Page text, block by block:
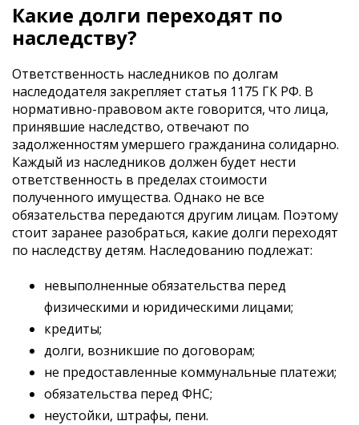
Какие долги переходят по
наследству?
Ответственность наследников по долгам
наследодателя закрепляет статья 1175 ГК РФ. В
нормативно-правовом акте говорится, что лица,
принявшие наследство, отвечают по
задолженностям умершего гражданина солидарно.
Каждый из наследников должен будет нести
ответственность в пределах стоимости
полученного имущества. Однако не все
обязательства передаются другим лицам. Поэтому
стоит заранее разобраться, какие долги переходят
по наследству детям. Наследованию подлежат:
невыполненные обязательства перед
физическими и юридическими лицами;
кредиты;
долги, возникшие по договорам;
не предоставленные коммунальные платежи;
обязательства перед ФНС;
неустойки, штрафы, пени.